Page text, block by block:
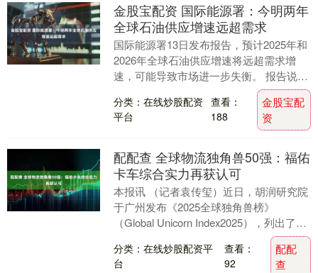
金股宝配资 国际能源署：今明两年
全球石油供应增速远超需求
国际能源署13日发布报告，预计2025年和
2026年全球石油供应增速将远超需求增
速，可能导致市场进一步失衡。 报告说，
由于欧佩克和非欧佩克产油国中的8个主要
产油....
分类：在线炒股配资
平台
查看：
188
金股宝配
资
配配查 全球物流独角兽50强：福佑
卡车综合实力再获认可
本报讯 （记者袁传玺）近日，胡润研究院
于广州发布《2025全球独角兽榜》
（Global Unicorn Index2025），列出了全
分类：在线炒股配资平
台
查看：
92
配配
查